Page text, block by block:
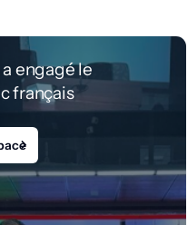
engagé le
français